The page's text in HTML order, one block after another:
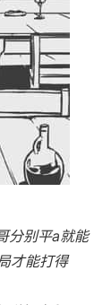
分别平a就能
才能打得